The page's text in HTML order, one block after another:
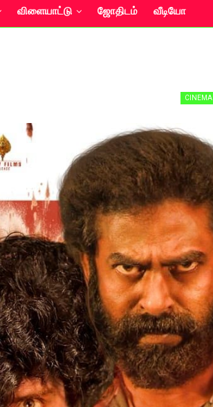
விளையாட்டு ஜோதிடம் வீடியோ
CINEMA